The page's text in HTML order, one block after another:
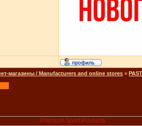
магазины / Manufacturers and online stores »